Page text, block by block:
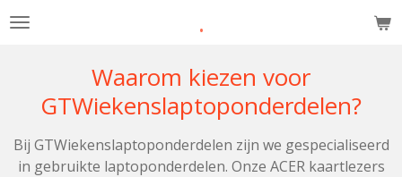
Ga
hoofdinhoud
.
Waarom kiezen voor
GTWiekenslaptoponderdelen?
Bij GTWiekenslaptoponderdelen zijn we gespecialiseerd
in gebruikte laptoponderdelen. Onze ACER kaartlezers